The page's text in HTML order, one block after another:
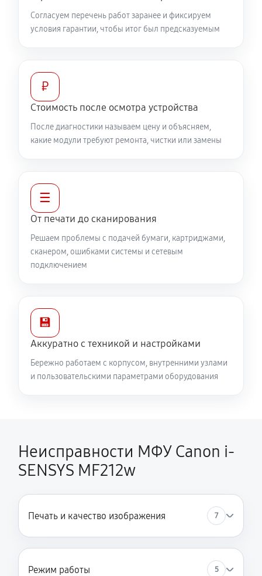
Согласуем перечень работ заранее и фиксируем
условия гарантии, чтобы итог был предсказуемым
₽
Стоимость после осмотра устройства
После диагностики называем цену и объясняем,
какие модули требуют ремонта, чистки или замены
☰
От печати до сканирования
Решаем проблемы с подачей бумаги, картриджами,
сканером, ошибками системы и сетевым
подключением
💾
Аккуратно с техникой и настройками
Бережно работаем с корпусом, внутренними узлами
и пользовательскими параметрами оборудования
Неисправности МФУ Canon i-
SENSYS MF212w
Печать и качество изображения 7
Режим работы 5